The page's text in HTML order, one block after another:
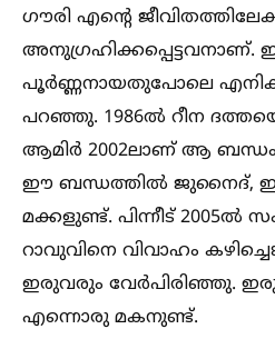
ഗൗരി എന്റെ
അനുഗ്രഹിക്കപ്പെട്ടവനാണ്.
പൂർണ്ണനായതുപോലെ
പറഞ്ഞു. 1986ല്‍ റീന
ആമിർ 2002ലാണ് ആ
ഈ ബന്ധത്തില്‍ ജുനൈദ്, ഇറ
മക്കളുണ്ട്. പിന്നീട് 2005ല്‍
റാവുവിനെ വിവാഹം
ഇരുവരും വേർപിരിഞ്ഞു.
എന്നൊരു മകനുണ്ട്.